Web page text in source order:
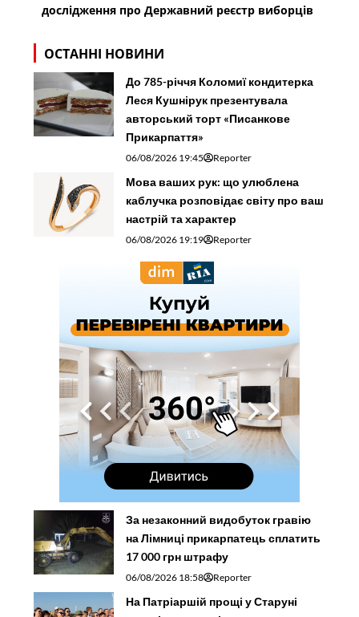
дослідження про Державний реєстр виборців
ОСТАННІ НОВИНИ
До 785-річчя Коломиї кондитерка
Леся Кушнірук презентувала
авторський торт «Писанкове
Прикарпаття»
06/08/2026 19:45 Reporter
Мова ваших рук: що улюблена
каблучка розповідає світу про ваш
настрій та характер
06/08/2026 19:19 Reporter
За незаконний видобуток гравію
на Лімниці прикарпатець сплатить
17 000 грн штрафу
06/08/2026 18:58 Reporter
На Патріаршій прощі у Старуні